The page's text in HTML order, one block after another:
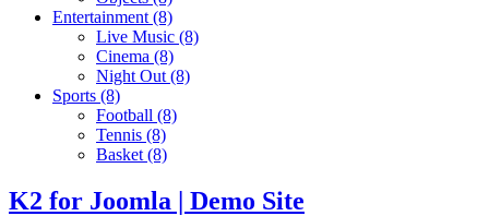
Entertainment (8)
Live Music (8)
Cinema (8)
Night Out (8)
Sports (8)
Football (8)
Tennis (8)
Basket (8)
K2 for Joomla | Demo Site